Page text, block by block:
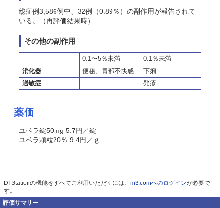
総症例3,586例中、32例（0.89％）の副作用が報告されて
いる。（再評価結果時）
その他の副作用
0.1〜5％未満
0.1％未満
消化器
便秘、胃部不快感
下痢
過敏症
発疹
薬価
ユベラ錠50mg 5.7円／錠
ユベラ顆粒20％ 9.4円／ｇ
DI Stationの機能をすべてご利用いただくには、 m3.comへのログインが必要で
す。
評価サマリー